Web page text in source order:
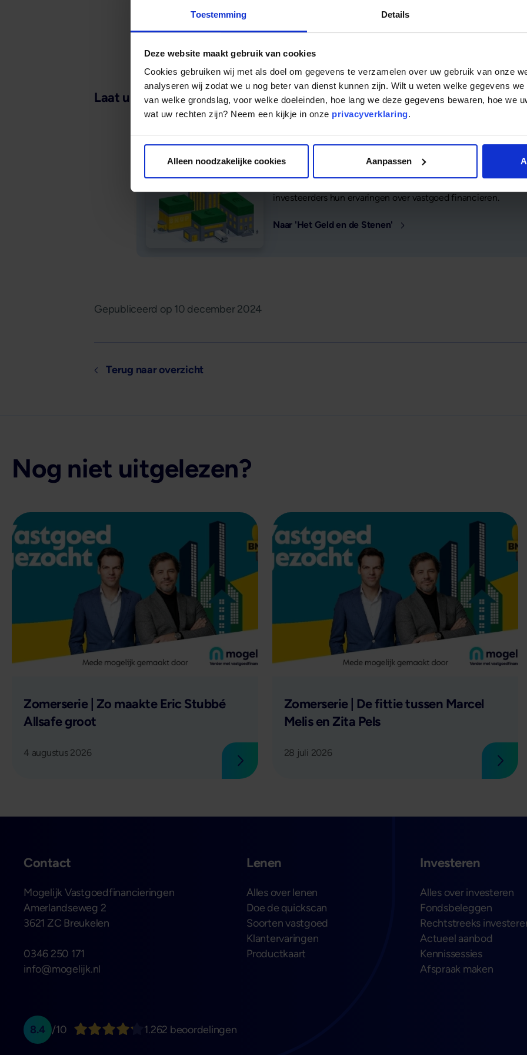
Toestemming Details
Deze website maakt gebruik van cookies
Cookies gebruiken wij met als doel om gegevens te verzamelen over uw gebruik van onze
analyseren wij zodat we u nog beter van dienst kunnen zijn. Wilt u weten welke gegevens
van welke grondslag, voor welke doeleinden, hoe lang we deze gegevens bewaren, hoe we
wat uw rechten zijn? Neem een kijkje in onze privacyverklaring.
Alleen noodzakelijke cookies Aanpassen
Laat u ook inspireren door...
...de podcast 'Het Geld en de Stenen'
investeerders hun ervaringen over vastgoed financieren.
Naar 'Het Geld en de Stenen'
Gepubliceerd op 10 december 2024
Terug naar overzicht
Nog niet uitgelezen?
Lees verder
Zomerserie | Zo maakte Eric Stubbé
Allsafe groot
4 augustus 2026
Lees verder
Lees verder
Zomerserie | De fittie tussen Marcel
Melis en Zita Pels
28 juli 2026
Lees
Contact
Mogelijk Vastgoedfinancieringen
Amerlandseweg 2
3621 ZC Breukelen
0346 250 171
info@mogelijk.nl
Lenen
Alles over lenen
Doe de quickscan
Soorten vastgoed
Klantervaringen
Productkaart
Investeren
Alles over investeren
Fondsbeleggen
Rechtstreeks
Actueel aanbod
Kennissessies
Afspraak maken
8.4 /10 1.262 beoordelingen